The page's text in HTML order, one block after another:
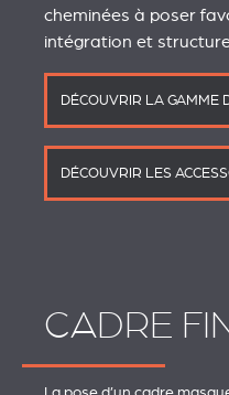
cheminées à poser
intégration et
DÉCOUVRIR LA GAMME
DÉCOUVRIR LES
CADRE